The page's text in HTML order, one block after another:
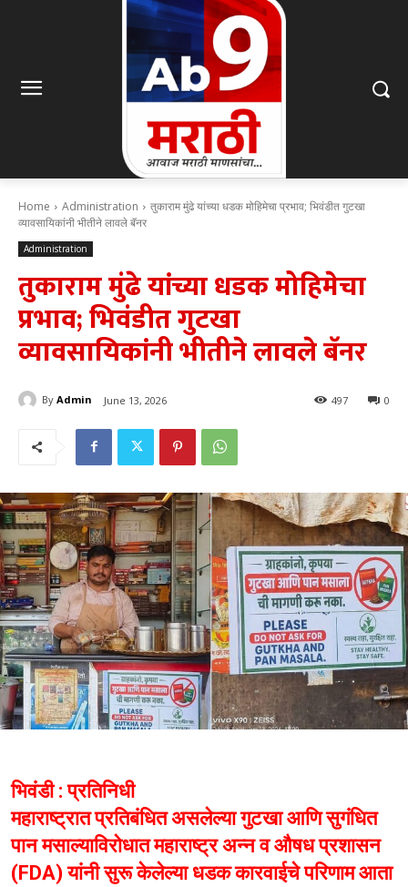
Home Administration
तुकाराम मुंढे यांच्या धडक मोहिमेचा प्रभाव; भिवंडीत गुटखा
व्यावसायिकांनी भीतीने लावले बॅनर
Administration
तुकाराम मुंढे यांच्या धडक मोहिमेचा
प्रभाव; भिवंडीत गुटखा
व्यावसायिकांनी भीतीने लावले बॅनर
By Admin June 13, 2026 0
497
भिवंडी : प्रतिनिधी
महाराष्ट्रात प्रतिबंधित असलेल्या गुटखा आणि सुगंधित
पान मसाल्याविरोधात महाराष्ट्र अन्न व औषध प्रशासन
(FDA) यांनी सुरू केलेल्या धडक कारवाईचे परिणाम आता